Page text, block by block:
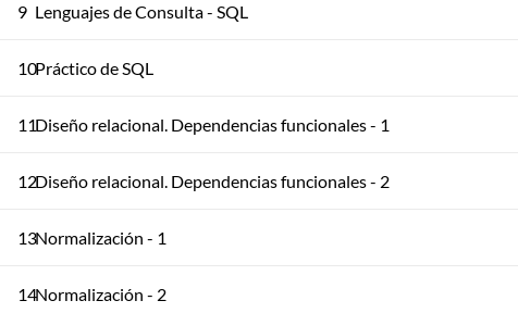
9 Lenguajes de Consulta - SQL
10Práctico de SQL
11Diseño relacional. Dependencias funcionales - 1
12Diseño relacional. Dependencias funcionales - 2
13Normalización - 1
14Normalización - 2